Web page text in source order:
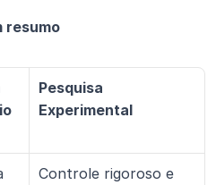
resumo
Pesquisa
Experimental
Controle rigoroso e